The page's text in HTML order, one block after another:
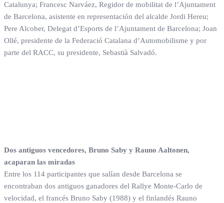
Catalunya; Francesc Narváez, Regidor de mobilitat de l’Ajuntament
de Barcelona, asistente en representación del alcalde Jordi Hereu;
Pere Alcober, Delegat d’Esports de l’Ajuntament de Barcelona; Joan
Ollé, presidente de la Federació Catalana d’Automobilisme y por
parte del RACC, su presidente, Sebastià Salvadó.
Dos antiguos vencedores, Bruno Saby y Rauno Aaltonen,
acaparan las miradas
Entre los 114 participantes que salían desde Barcelona se
encontraban dos antiguos ganadores del Rallye Monte-Carlo de
velocidad, el francés Bruno Saby (1988) y el finlandés Rauno